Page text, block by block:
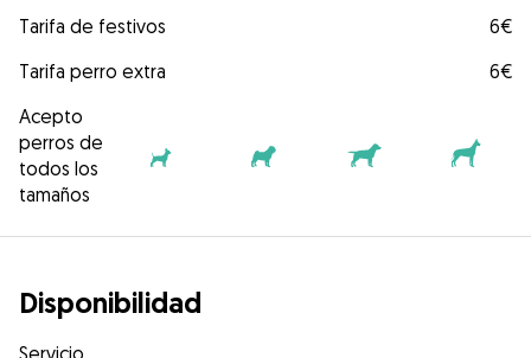
Tarifa de festivos
6€
Tarifa perro extra
6€
Acepto
perros de
todos los
tamaños
Disponibilidad